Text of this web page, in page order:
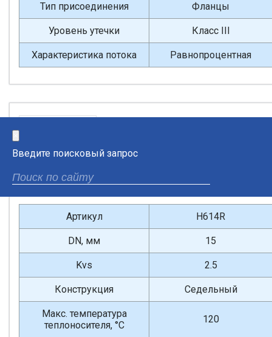
Введите поисковый запрос
Тип присоединения Фланцы
Уровень утечки Класс III
Характеристика потока Равнопроцентная
Артикул H614R
DN, мм 15
Kvs 2.5
Конструкция Седельный
Макс. температура
теплоносителя, °С
120